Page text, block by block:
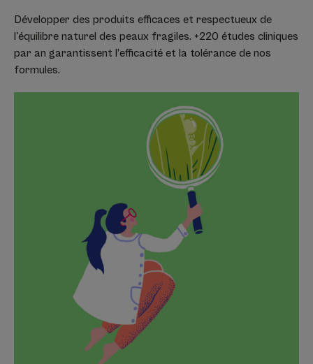
Développer des produits efficaces et respectueux de
l'équilibre naturel des peaux fragiles. +220 études cliniques
par an garantissent l’efficacité et la tolérance de nos
formules.